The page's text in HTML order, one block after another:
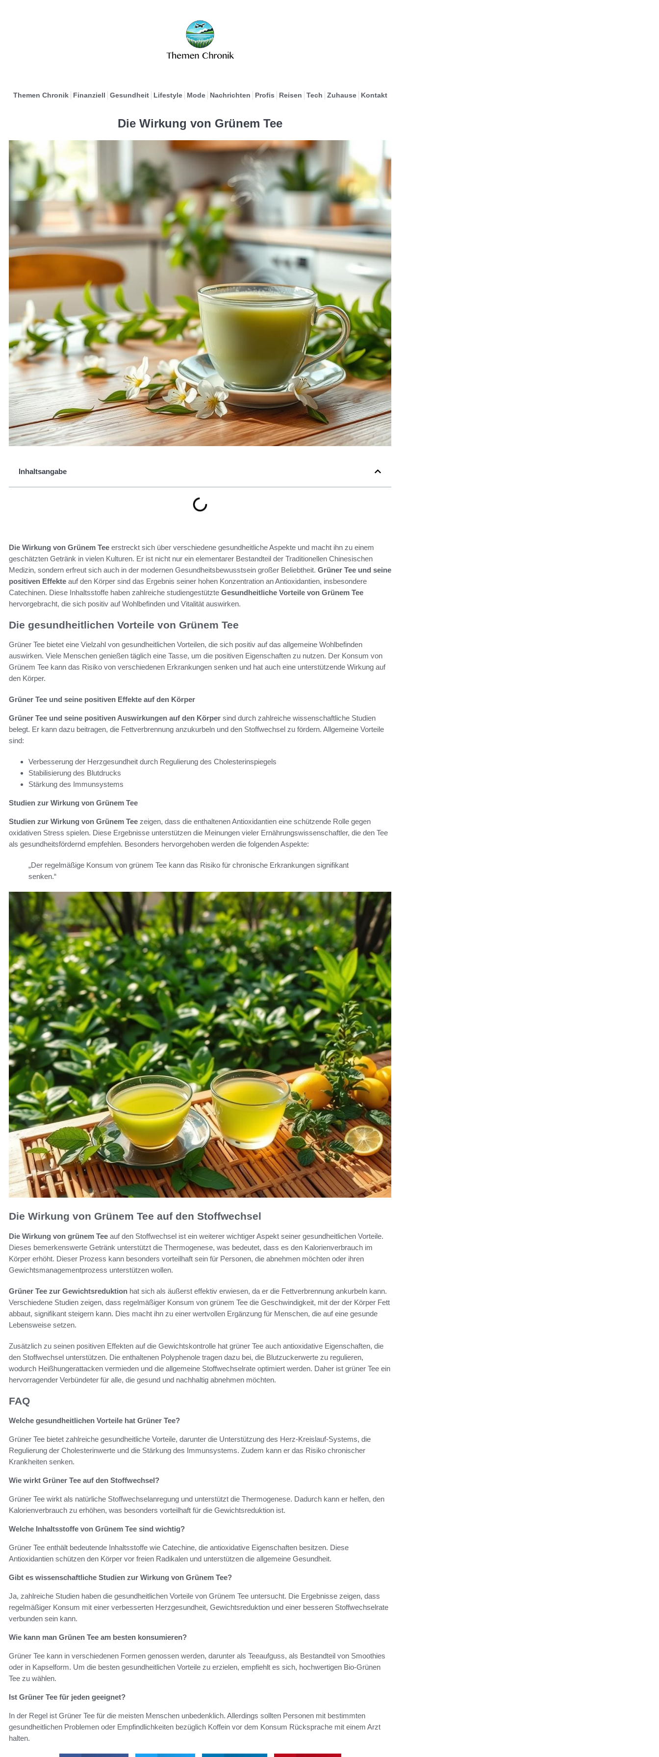
Themen Chronik Finanziell Gesundheit Lifestyle Mode Nachrichten Profis Reisen Tech Zuhause Kontakt
Die Wirkung von Grünem Tee
Inhaltsangabe
Die Wirkung von Grünem Tee erstreckt sich über verschiedene gesundheitliche Aspekte und macht ihn zu einem
geschätzten Getränk in vielen Kulturen. Er ist nicht nur ein elementarer Bestandteil der Traditionellen Chinesischen
Medizin, sondern erfreut sich auch in der modernen Gesundheitsbewusstsein großer Beliebtheit. Grüner Tee und seine
positiven Effekte auf den Körper sind das Ergebnis seiner hohen Konzentration an Antioxidantien, insbesondere
Catechinen. Diese Inhaltsstoffe haben zahlreiche studiengestützte Gesundheitliche Vorteile von Grünem Tee
hervorgebracht, die sich positiv auf Wohlbefinden und Vitalität auswirken.
Die gesundheitlichen Vorteile von Grünem Tee
Grüner Tee bietet eine Vielzahl von gesundheitlichen Vorteilen, die sich positiv auf das allgemeine Wohlbefinden
auswirken. Viele Menschen genießen täglich eine Tasse, um die positiven Eigenschaften zu nutzen. Der Konsum von
Grünem Tee kann das Risiko von verschiedenen Erkrankungen senken und hat auch eine unterstützende Wirkung auf
den Körper.
Grüner Tee und seine positiven Effekte auf den Körper
Grüner Tee und seine positiven Auswirkungen auf den Körper sind durch zahlreiche wissenschaftliche Studien
belegt. Er kann dazu beitragen, die Fettverbrennung anzukurbeln und den Stoffwechsel zu fördern. Allgemeine Vorteile
sind:
Verbesserung der Herzgesundheit durch Regulierung des Cholesterinspiegels
Stabilisierung des Blutdrucks
Stärkung des Immunsystems
Studien zur Wirkung von Grünem Tee
Studien zur Wirkung von Grünem Tee zeigen, dass die enthaltenen Antioxidantien eine schützende Rolle gegen
oxidativen Stress spielen. Diese Ergebnisse unterstützen die Meinungen vieler Ernährungswissenschaftler, die den Tee
als gesundheitsfördernd empfehlen. Besonders hervorgehoben werden die folgenden Aspekte:
„Der regelmäßige Konsum von grünem Tee kann das Risiko für chronische Erkrankungen signifikant
senken.“
Die Wirkung von Grünem Tee auf den Stoffwechsel
Die Wirkung von grünem Tee auf den Stoffwechsel ist ein weiterer wichtiger Aspekt seiner gesundheitlichen Vorteile.
Dieses bemerkenswerte Getränk unterstützt die Thermogenese, was bedeutet, dass es den Kalorienverbrauch im
Körper erhöht. Dieser Prozess kann besonders vorteilhaft sein für Personen, die abnehmen möchten oder ihren
Gewichtsmanagementprozess unterstützen wollen.
Grüner Tee zur Gewichtsreduktion hat sich als äußerst effektiv erwiesen, da er die Fettverbrennung ankurbeln kann.
Verschiedene Studien zeigen, dass regelmäßiger Konsum von grünem Tee die Geschwindigkeit, mit der der Körper Fett
abbaut, signifikant steigern kann. Dies macht ihn zu einer wertvollen Ergänzung für Menschen, die auf eine gesunde
Lebensweise setzen.
Zusätzlich zu seinen positiven Effekten auf die Gewichtskontrolle hat grüner Tee auch antioxidative Eigenschaften, die
den Stoffwechsel unterstützen. Die enthaltenen Polyphenole tragen dazu bei, die Blutzuckerwerte zu regulieren,
wodurch Heißhungerattacken vermieden und die allgemeine Stoffwechselrate optimiert werden. Daher ist grüner Tee ein
hervorragender Verbündeter für alle, die gesund und nachhaltig abnehmen möchten.
FAQ
Welche gesundheitlichen Vorteile hat Grüner Tee?
Grüner Tee bietet zahlreiche gesundheitliche Vorteile, darunter die Unterstützung des Herz-Kreislauf-Systems, die
Regulierung der Cholesterinwerte und die Stärkung des Immunsystems. Zudem kann er das Risiko chronischer
Krankheiten senken.
Wie wirkt Grüner Tee auf den Stoffwechsel?
Grüner Tee wirkt als natürliche Stoffwechselanregung und unterstützt die Thermogenese. Dadurch kann er helfen, den
Kalorienverbrauch zu erhöhen, was besonders vorteilhaft für die Gewichtsreduktion ist.
Welche Inhaltsstoffe von Grünem Tee sind wichtig?
Grüner Tee enthält bedeutende Inhaltsstoffe wie Catechine, die antioxidative Eigenschaften besitzen. Diese
Antioxidantien schützen den Körper vor freien Radikalen und unterstützen die allgemeine Gesundheit.
Gibt es wissenschaftliche Studien zur Wirkung von Grünem Tee?
Ja, zahlreiche Studien haben die gesundheitlichen Vorteile von Grünem Tee untersucht. Die Ergebnisse zeigen, dass
regelmäßiger Konsum mit einer verbesserten Herzgesundheit, Gewichtsreduktion und einer besseren Stoffwechselrate
verbunden sein kann.
Wie kann man Grünen Tee am besten konsumieren?
Grüner Tee kann in verschiedenen Formen genossen werden, darunter als Teeaufguss, als Bestandteil von Smoothies
oder in Kapselform. Um die besten gesundheitlichen Vorteile zu erzielen, empfiehlt es sich, hochwertigen Bio-Grünen
Tee zu wählen.
Ist Grüner Tee für jeden geeignet?
In der Regel ist Grüner Tee für die meisten Menschen unbedenklich. Allerdings sollten Personen mit bestimmten
gesundheitlichen Problemen oder Empfindlichkeiten bezüglich Koffein vor dem Konsum Rücksprache mit einem Arzt
halten.